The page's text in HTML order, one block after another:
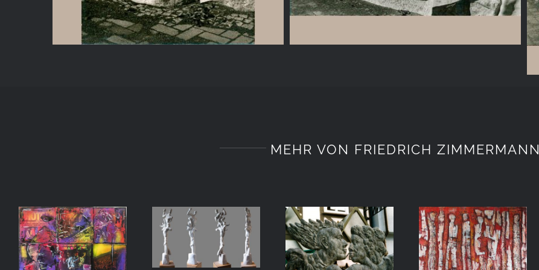
MEHR VON FRIEDRICH ZIMMERMANN
MALEREI
SKULPTUREN
ÖFFENTLICHER
RAUM
ARBEITEN
2018_19